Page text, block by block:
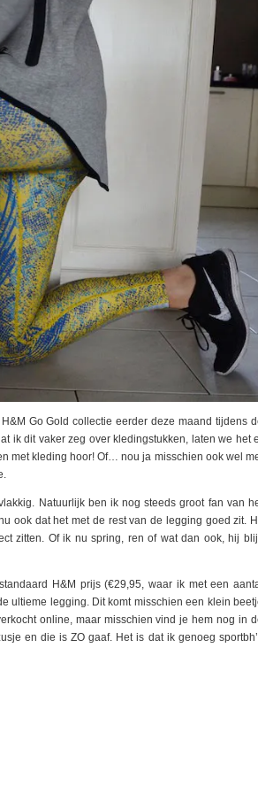
Go Gold collectie eerder deze maand tijdens
ik dit vaker zeg over kledingstukken, laten we het
met kleding hoor! Of… nou ja misschien ook wel
Natuurlijk ben ik nog steeds groot fan van
ook dat het met de rest van de legging goed zit.
zitten. Of ik nu spring, ren of wat dan ook, hij
H&M prijs (€29,95, waar ik met een
ultieme legging. Dit komt misschien een klein
online, maar misschien vind je hem nog in
en die is ZO gaaf. Het is dat ik genoeg